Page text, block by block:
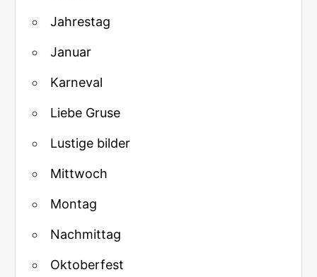
Jahrestag
Januar
Karneval
Liebe Gruse
Lustige bilder
Mittwoch
Montag
Nachmittag
Oktoberfest